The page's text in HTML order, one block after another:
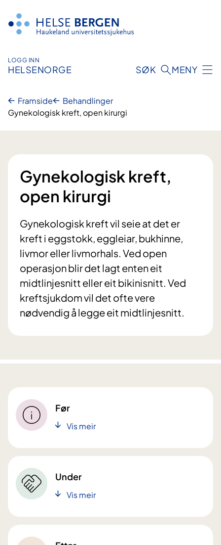
innhald
LOGG INN
HELSENORGE SØK MENY
Framside
Behandlinger
Gynekologisk kreft, open kirurgi
Gynekologisk kreft,
open kirurgi
Gynekologisk kreft vil seie at det er
kreft i eggstokk, eggleiar, bukhinne,
livmor eller livmorhals. Ved open
operasjon blir det lagt enten eit
midtlinjesnitt eller eit bikinisnitt. Ved
kreftsjukdom vil det ofte vere
nødvendig å legge eit midtlinjesnitt.
Før
Vis meir
Under
Vis meir